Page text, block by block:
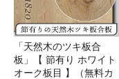
「天然木のツキ板合
板」【 節有り ホワイト
オーク板目 】（無料カ